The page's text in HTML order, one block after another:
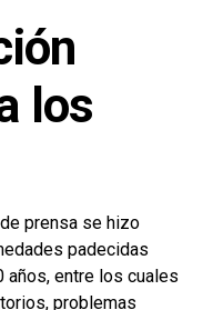
los
prensa se hizo
padecidas
entre los cuales
problemas